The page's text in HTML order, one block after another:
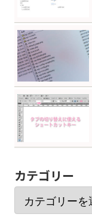
カテゴリー